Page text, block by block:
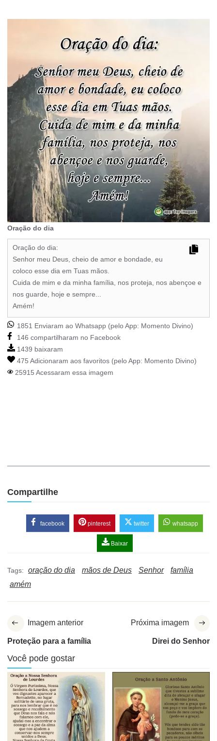
Oração do dia
Oração do dia:
Senhor meu Deus, cheio de amor e bondade, eu
coloco esse dia em Tuas mãos.
Cuida de mim e da minha família, nos proteja, nos abençoe e
nos guarde, hoje e sempre...
Amém!
1851 Enviaram ao Whatsapp (pelo App: Momento Divino)
146 compartilharam no Facebook
1439 baixaram
475 Adicionaram aos favoritos (pelo App: Momento Divino)
25915 Acessaram essa imagem
Compartilhe
facebook pinterest twitter whatsapp
Baixar
Tags: oração do dia mãos de Deus Senhor
família
amém
Imagem anterior
Proteção para a família
Próxima imagem
Direi do Senhor
Você pode gostar